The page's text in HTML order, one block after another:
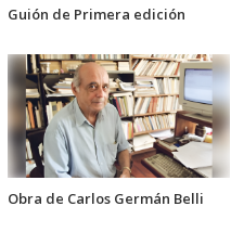
Guión de Primera edición
Obra de Carlos Germán Belli